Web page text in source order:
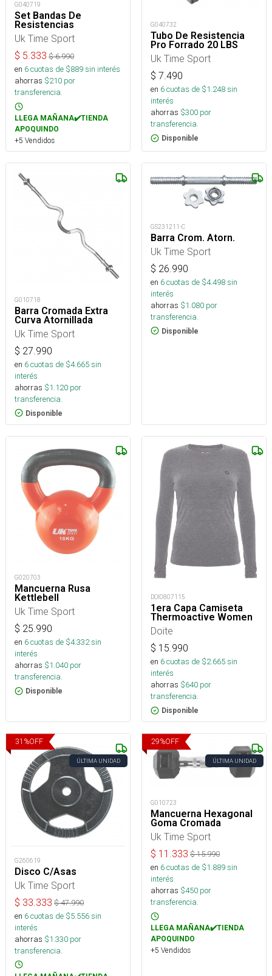
G040719
Set Bandas De
Resistencias
Uk Time Sport
$ 5.333 $6.990
en 6cuotas de $889sin interés
ahorras $210 por
transferencia.
LLEGA MAÑANA✔️TIENDA
APOQUINDO
+5 Vendidos
G040732
Tubo De Resistencia
Pro Forrado 20 LBS
Uk Time Sport
$ 7.490
en 6cuotas de $1.248sin
interés
ahorras $300 por
transferencia.
Disponible
G010718
Barra Cromada Extra
Curva Atornillada
Uk Time Sport
$ 27.990
en 6cuotas de $4.665sin
interés
ahorras $1.120 por
transferencia.
Disponible
GS231211-C
Barra Crom. Atorn.
Uk Time Sport
$ 26.990
en 6cuotas de $4.498sin
interés
ahorras $1.080 por
transferencia.
Disponible
G020703
Mancuerna Rusa
Kettlebell
Uk Time Sport
$ 25.990
en 6cuotas de $4.332sin
interés
ahorras $1.040 por
transferencia.
Disponible
DOI0807115
1era Capa Camiseta
Thermoactive Women
Doite
$ 15.990
en 6cuotas de $2.665sin
interés
ahorras $640 por
transferencia.
Disponible
31 %OFF
ÚLTIMA UNIDAD
G260619
Disco C/Asas
Uk Time Sport
$ 33.333 $47.990
en 6cuotas de $5.556sin
interés
ahorras $1.330 por
transferencia.
29%OFF
ÚLTIMA UNIDAD
G010723
Mancuerna Hexagonal
Goma Cromada
Uk Time Sport
$ 11.333 $15.990
en 6cuotas de $1.889sin
interés
ahorras $450 por
transferencia.
LLEGA MAÑANA✔️TIENDA
APOQUINDO
+5 Vendidos